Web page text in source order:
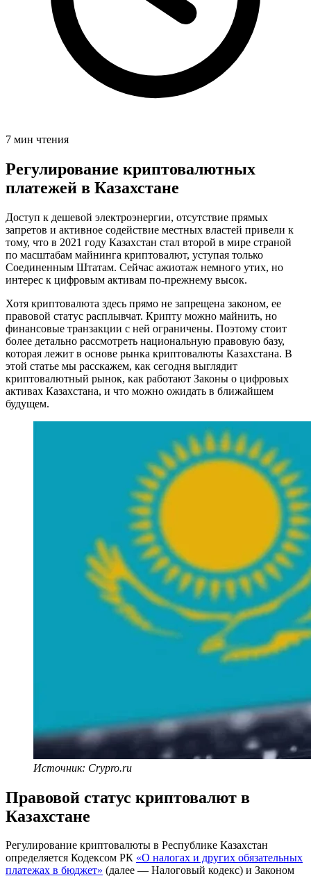
7 мин чтения
Регулирование криптовалютных
платежей в Казахстане
Доступ к дешевой электроэнергии, отсутствие прямых
запретов и активное содействие местных властей привели к
тому, что в 2021 году Казахстан стал второй в мире страной
по масштабам майнинга криптовалют, уступая только
Соединенным Штатам. Сейчас ажиотаж немного утих, но
интерес к цифровым активам по-прежнему высок.
Хотя криптовалюта здесь прямо не запрещена законом, ее
правовой статус расплывчат. Крипту можно майнить, но
финансовые транзакции с ней ограничены. Поэтому стоит
более детально рассмотреть национальную правовую базу,
которая лежит в основе рынка криптовалюты Казахстана. В
этой статье мы расскажем, как сегодня выглядит
криптовалютный рынок, как работают Законы о цифровых
активах Казахстана, и что можно ожидать в ближайшем
будущем.
Источник: Crypro.ru
Правовой статус криптовалют в
Казахстане
Регулирование криптовалюты в Республике Казахстан
определяется Кодексом РК «О налогах и других обязательных
платежах в бюджет» (далее — Налоговый кодекс) и Законом